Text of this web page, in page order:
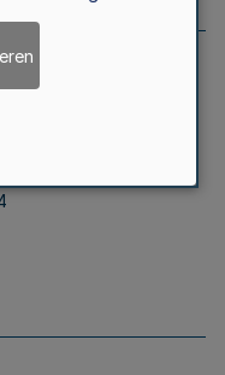
des Landes
-